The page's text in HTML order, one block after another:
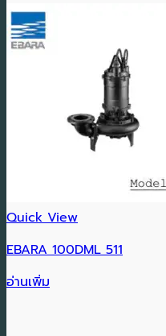
Quick View
EBARA 100DML 511
อ่านเพิ่ม